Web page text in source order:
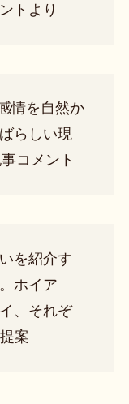
トより
情を自然か
らしい現
コメント
を紹介す
ホイア
、それぞ
案